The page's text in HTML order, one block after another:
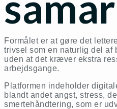
Formålet er at gøre det
trivsel som en naturlig del
uden at det kræver ekstra
arbejdsgange.
Platformen indeholder
blandt andet angst, stress,
smertehåndtering, som er